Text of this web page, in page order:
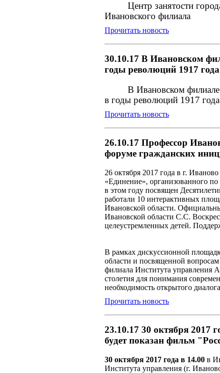
Центр занятости
Ивановского филиала
Прочитать новость
30.10.17 В Ивановском
годы революций 1917
В Ивановском
в годы революций 1917
Прочитать новость
26.10.17 Профессор
форуме гражданских
26 октября 2017 года в г.
«Единение», организованного
в этом году посвящен
работали 10 интерактивных
Ивановской области.
Ивановской области С.С.
целеустремленных детей.
В рамках дискуссионной
области и посвященной
филиала Института управления
столетия для понимания
необходимость открытого
Прочитать новость
23.10.17 30 октября 2017
будет показан фильм
30 октября 2017 года в 14.00 в
Института управления (г.